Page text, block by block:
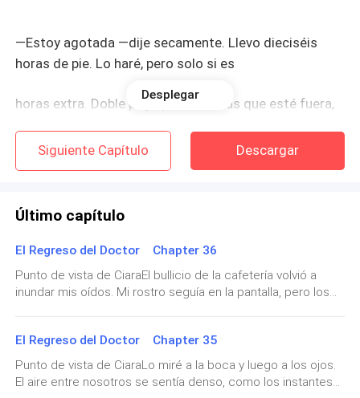
—Estoy agotada —dije secamente. Llevo dieciséis
horas de pie. Lo haré, pero solo si es
horas extra. Doble paga por las horas que esté fuera,
Asintió rápidamente.
—De acuerdo, no hay problema. No te preocupes por el
metro. Hay un coche esperando
termines.
suficientemente tacaño como para contar la cantidad
de guantes de látex
Desplegar
Siguiente Capítulo Descargar
Último capítulo
El Regreso del Doctor Chapter 36
Punto de vista de CiaraEl bullicio de la cafetería volvió a
inundar mis oídos. Mi rostro seguía en la pantalla, pero los
criminal estadounidense adinerado.El corazón me latía con
fuerza y ​​sentía las manos frías. Mantuve la mirada fija en la
ensalada a medio comer que tenía delante. No me levanté
El Regreso del Doctor Chapter 35
Punto de vista de CiaraLo miré a la boca y luego a los ojos.
El aire entre nosotros se sentía denso, como los instantes